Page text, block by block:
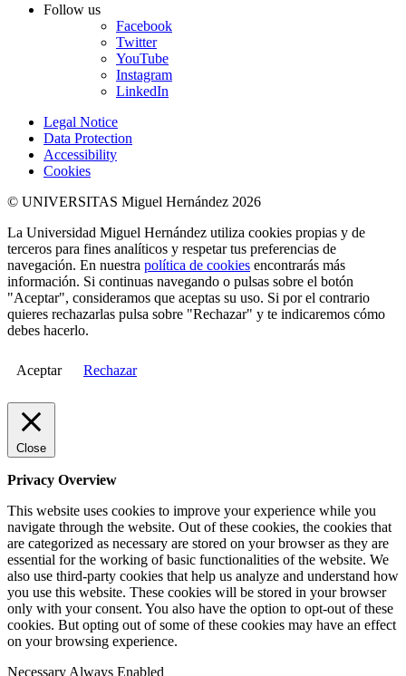
Follow us
Facebook
Twitter
YouTube
Instagram
LinkedIn
Legal Notice
Data Protection
Accessibility
Cookies
© UNIVERSITAS Miguel Hernández 2026
La Universidad Miguel Hernández utiliza cookies propias y de
terceros para fines analíticos y respetar tus preferencias de
navegación. En nuestra política de cookies encontrarás más
información. Si continuas navegando o pulsas sobre el botón
"Aceptar", consideramos que aceptas su uso. Si por el contrario
quieres rechazarlas pulsa sobre "Rechazar" y te indicaremos cómo
debes hacerlo.
Aceptar Rechazar
Close
Privacy Overview
This website uses cookies to improve your experience while you
navigate through the website. Out of these cookies, the cookies that
are categorized as necessary are stored on your browser as they are
essential for the working of basic functionalities of the website. We
also use third-party cookies that help us analyze and understand how
you use this website. These cookies will be stored in your browser
only with your consent. You also have the option to opt-out of these
cookies. But opting out of some of these cookies may have an effect
on your browsing experience.
Necessary Always Enabled